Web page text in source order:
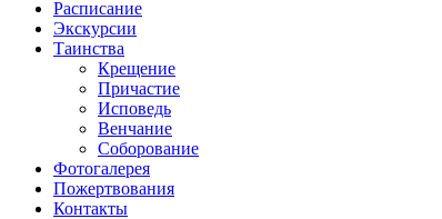
Расписание
Экскурсии
Таинства
Крещение
Причастие
Исповедь
Венчание
Соборование
Фотогалерея
Пожертвования
Контакты